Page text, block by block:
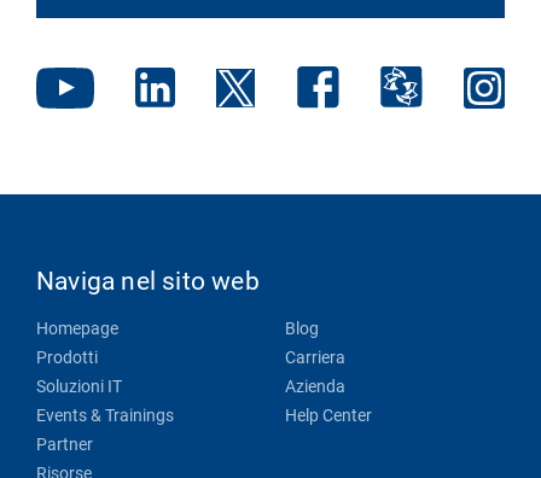
Naviga nel sito web
Homepage
Prodotti
Soluzioni IT
Events & Trainings
Partner
Risorse
Blog
Carriera
Azienda
Help Center